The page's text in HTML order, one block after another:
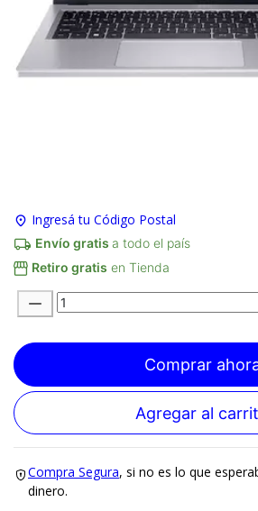
Ingresá tu Código Postal
Envío gratis a todo el país
Retiro gratis en Tienda
Comprar
Agregar al
Compra Segura, si no es lo que
dinero.
Medios de Pago
Recibí el producto que